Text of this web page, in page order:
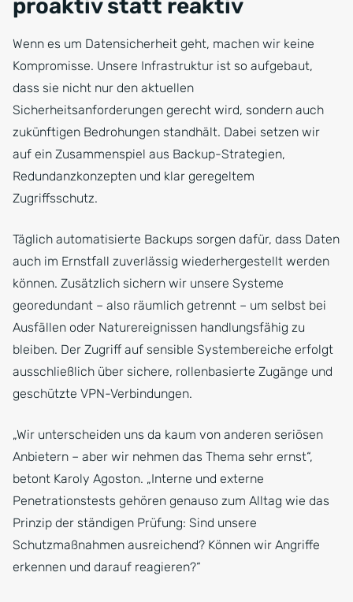
proaktiv statt reaktiv
Wenn es um Datensicherheit geht, machen wir keine
Kompromisse. Unsere Infrastruktur ist so aufgebaut,
dass sie nicht nur den aktuellen
Sicherheitsanforderungen gerecht wird, sondern auch
zukünftigen Bedrohungen standhält. Dabei setzen wir
auf ein Zusammenspiel aus Backup-Strategien,
Redundanzkonzepten und klar geregeltem
Zugriffsschutz.
Täglich automatisierte Backups sorgen dafür, dass Daten
auch im Ernstfall zuverlässig wiederhergestellt werden
können. Zusätzlich sichern wir unsere Systeme
georedundant – also räumlich getrennt – um selbst bei
Ausfällen oder Naturereignissen handlungsfähig zu
bleiben. Der Zugriff auf sensible Systembereiche erfolgt
ausschließlich über sichere, rollenbasierte Zugänge und
geschützte VPN-Verbindungen.
„Wir unterscheiden uns da kaum von anderen seriösen
Anbietern – aber wir nehmen das Thema sehr ernst“,
betont Karoly Agoston. „Interne und externe
Penetrationstests gehören genauso zum Alltag wie das
Prinzip der ständigen Prüfung: Sind unsere
Schutzmaßnahmen ausreichend? Können wir Angriffe
erkennen und darauf reagieren?“